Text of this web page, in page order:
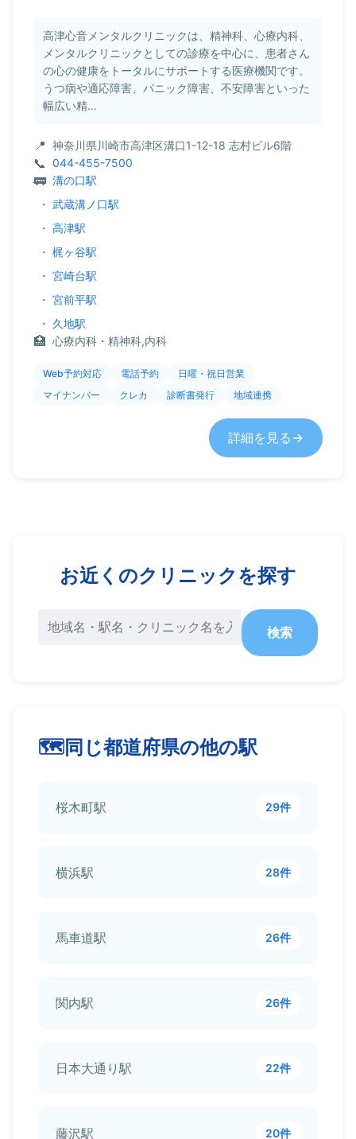
高津心音メンタルクリニックは、精神科、心療内科、
メンタルクリニックとしての診療を中心に、患者さん
の心の健康をトータルにサポートする医療機関です。
うつ病や適応障害、パニック障害、不安障害といった
幅広い精...
神奈川県川崎市高津区溝口1-12-18 志村ビル6階
044-455-7500
溝の口駅
・ 武蔵溝ノ口駅
・ 高津駅
・ 梶ヶ谷駅
・ 宮崎台駅
・ 宮前平駅
・ 久地駅
心療内科・精神科,内科
Web予約対応 電話予約
日曜・祝日営業
マイナンバー
クレカ 診断書発行 地域連携
詳細を見る
お近くのクリニックを探す
検索
同じ都道府県の他の駅
桜木町駅 29件
横浜駅 28件
馬車道駅 26件
関内駅 26件
日本大通り駅 22件
藤沢駅 20件